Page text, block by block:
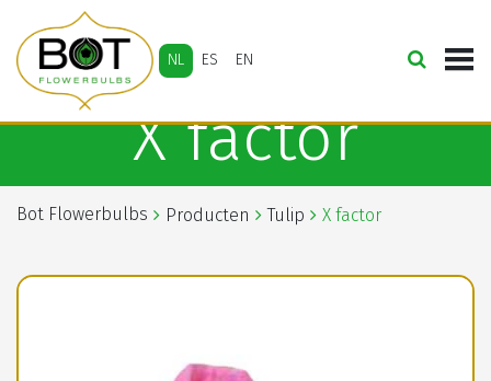
NL ES EN
X factor
Bot Flowerbulbs Producten Tulip X factor